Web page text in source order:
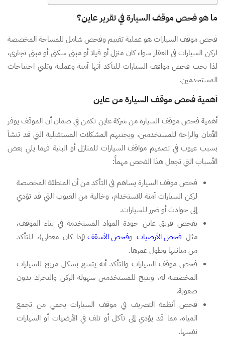
ما هو فحص موقف السيارة في تقرير عاين؟
فحص موقف السيارات هو عملية تقييم وفحص شامل للمساحة المخصصة
لركن السيارات في العقار سواء كان منزل أو فيلا أو مبنى سكني أو مبنى تجاري،
لذا يجب فحص مواقف السيارات للتأكد أنها آمنة وعملية وتلبي احتياجات
المستخدمين.
أهمية فحص موقف السيارة من عاين
أهمية فحص موقف السيارة من شركة عاين تكمن في ضمان أن الموقف يوفر
الأمان والراحة للمستخدمين، ويجنبهم المشكلات المستقبلية التي قد تنشأ
بسبب عيوب في تصميم مواقف السيارات للمنازل أو البنية فيما يلي بعض
الأسباب التي تجعل هذا الفحص مهماً:
فحص موقف السيارة يساهم في التأكد من أن المنطقة المخصصة
لركن السيارات آمنة للاستخدام، وخالية من العيوب التي قد تؤدي
إلى حوادث أو ضرر للسيارات.
يفحص فريق عاين جودة المواد المستخدمة في بناء الموقف،
مثل فحص الأرضيات وفحص الأسقف (إذا كان مغطى)، للتأكد
من متانتها وطول عمرها.
فحص موقف السيارات والتأكد أنه يتسع بشكل مريح للسيارات
المخصصة له، ويتيح للمستخدمين سهولة الركن والتحرك بدون
صعوبة.
فحص أنظمة التصريف في موقف السيارات يحمي من تجمع
المياه، مما قد يؤدي إلى تآكل أو تلف في الأرضيات أو السيارات
نفسها.